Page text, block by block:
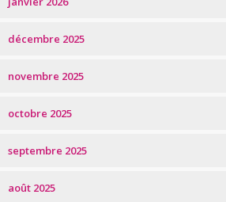
décembre 2025
novembre 2025
octobre 2025
septembre 2025
août 2025